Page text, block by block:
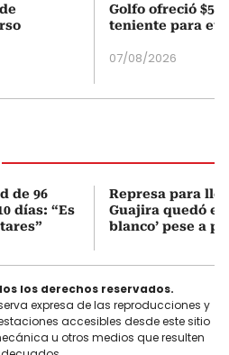
Golfo ofreció
teniente para
07/08/2026
de 96
días: “Es
Represa para
Guajira quedó en
blanco’ pese a
los derechos reservados.
expresa de las reproducciones y
accesibles desde este sitio
u otros medios que resulten